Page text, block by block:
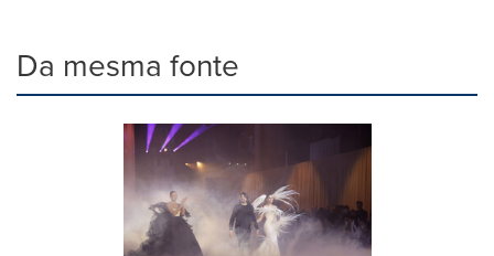
Da mesma fonte